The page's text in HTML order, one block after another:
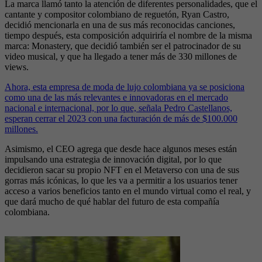
La marca llamó tanto la atención de diferentes personalidades, que el
cantante y compositor colombiano de reguetón, Ryan Castro,
decidió mencionarla en una de sus más reconocidas canciones,
tiempo después, esta composición adquiriría el nombre de la misma
marca: Monastery, que decidió también ser el patrocinador de su
video musical, y que ha llegado a tener más de 330 millones de
views.
Ahora, esta empresa de moda de lujo colombiana ya se posiciona
como una de las más relevantes e innovadoras en el mercado
nacional e internacional, por lo que, señala Pedro Castellanos,
esperan cerrar el 2023 con una facturación de más de $100.000
millones.
Asimismo, el CEO agrega que desde hace algunos meses están
impulsando una estrategia de innovación digital, por lo que
decidieron sacar su propio NFT en el Metaverso con una de sus
gorras más icónicas, lo que les va a permitir a los usuarios tener
acceso a varios beneficios tanto en el mundo virtual como el real, y
que dará mucho de qué hablar del futuro de esta compañía
colombiana.